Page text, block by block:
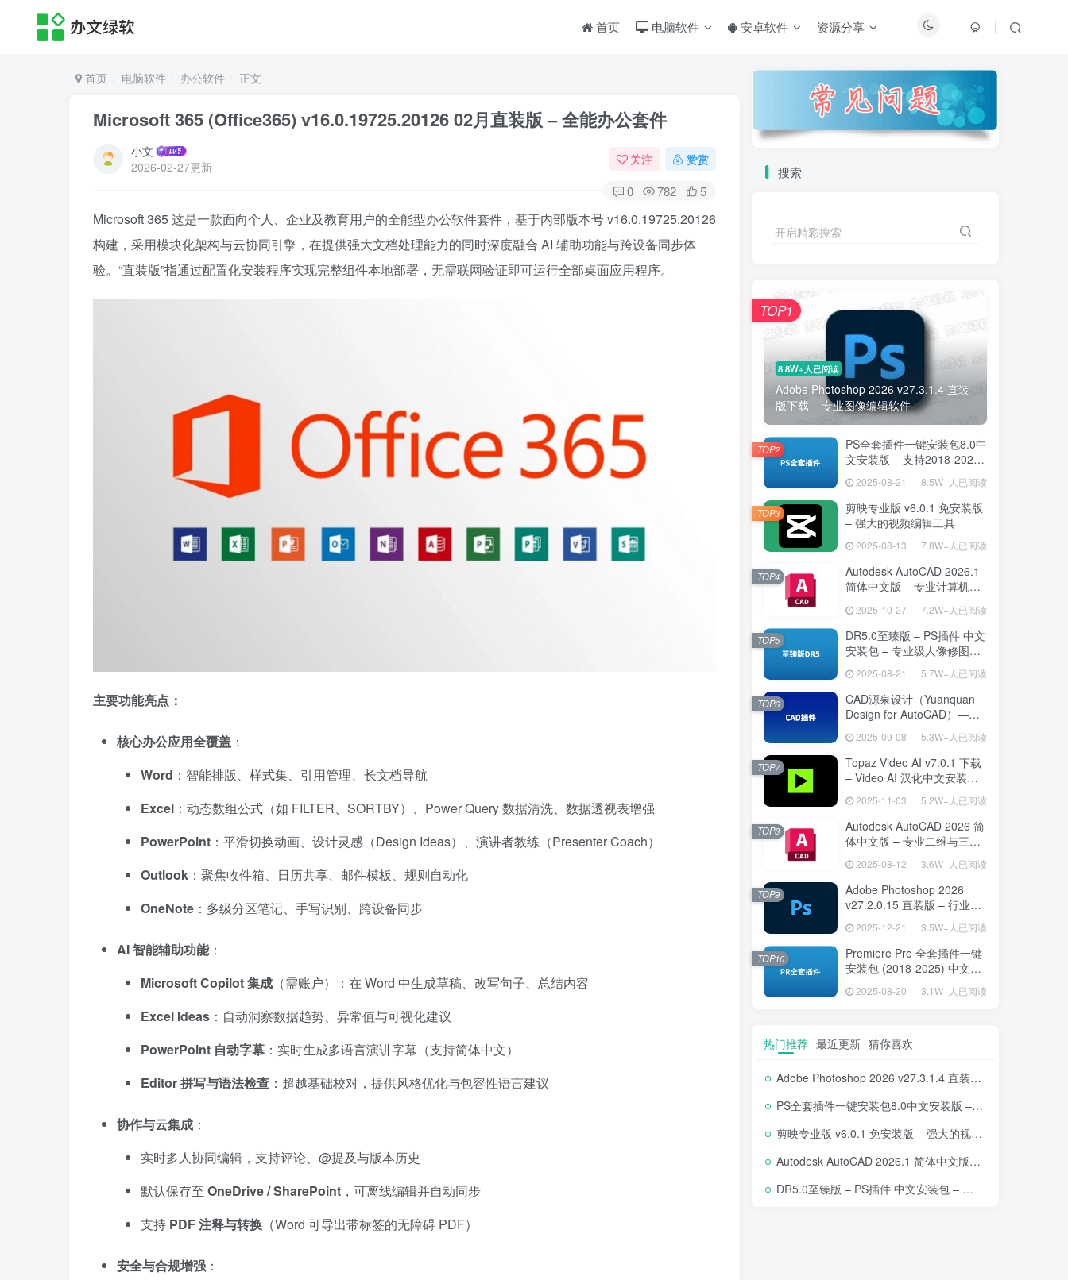
首页 电脑软件 安卓软件 资源分享
首页 电脑软件 办公软件 正文
Microsoft 365 (Office365) v16.0.19725.20126 02月直装版 – 全能办公套件
小文
2026-02-27更新
关注 赞赏
0 782 5
Microsoft 365 这是一款面向个人、企业及教育用户的全能型办公软件套件，基于内部版本号 v16.0.19725.20126
构建，采用模块化架构与云协同引擎，在提供强大文档处理能力的同时深度融合 AI 辅助功能与跨设备同步体
验。“直装版”指通过配置化安装程序实现完整组件本地部署，无需联网验证即可运行全部桌面应用程序。
主要功能亮点：
核心办公应用全覆盖 ：
Word ：智能排版、样式集、引用管理、长文档导航
Excel ：动态数组公式（如 FILTER、SORTBY）、Power Query 数据清洗、数据透视表增强
PowerPoint ：平滑切换动画、设计灵感（Design Ideas）、演讲者教练（Presenter Coach）
Outlook ：聚焦收件箱、日历共享、邮件模板、规则自动化
OneNote ：多级分区笔记、手写识别、跨设备同步
AI 智能辅助功能：
Microsoft Copilot 集成 （需账户）：在 Word 中生成草稿、改写句子、总结内容
Excel Ideas ：自动洞察数据趋势、异常值与可视化建议
PowerPoint 自动字幕 ：实时生成多语言演讲字幕（支持简体中文）
Editor 拼写与语法检查 ：超越基础校对，提供风格优化与包容性语言建议
协作与云集成 ：
实时多人协同编辑，支持评论、@提及与版本历史
默认保存至 OneDrive / SharePoint ，可离线编辑并自动同步
支持 PDF 注释与转换 （Word 可导出带标签的无障碍 PDF）
安全与合规增强 ：
搜索
开启精彩搜索
8.8W+人已阅读
Adobe Photoshop 2026 v27.3.1.4 直装
版下载 – 专业图像编辑软件
TOP1
PS全套插件一键安装包8.0中
文安装版 – 支持2018-2025
– 提升设计效率
2025-08-21 8.5W+人已阅读
TOP2
剪映专业版 v6.0.1 免安装版
– 强大的视频编辑工具
2025-08-13 7.8W+人已阅读
TOP3
Autodesk AutoCAD 2026.1
简体中文版 – 专业计算机辅
2025-10-27 7.2W+人已阅读
TOP4
DR5.0至臻版 – PS插件 中文
安装包 – 专业级人像修图工
2025-08-21 5.7W+人已阅读
TOP5
CAD源泉设计（Yuanquan
Design for AutoCAD）——
高效绘图利器
2025-09-08 5.3W+人已阅读
TOP6
Topaz Video AI v7.0.1 下载
– Video AI 汉化中文安装版
2025-11-03 5.2W+人已阅读
TOP7
Autodesk AutoCAD 2026 简
体中文版 – 专业二维与三维
2025-08-12 3.6W+人已阅读
TOP8
Adobe Photoshop 2026
v27.2.0.15 直装版 – 行业标
2025-12-21 3.5W+人已阅读
TOP9
Premiere Pro 全套插件一键
安装包 (2018-2025) 中文安
率的专业工具
2025-08-20 3.1W+人已阅读
TOP10
热门推荐 最近更新 猜你喜欢
Adobe Photoshop 2026 v27.3.1.4 直装版下载 – 专业图像编辑软件
PS全套插件一键安装包8.0中文安装版 – 支持2018-2025 – 提升设计效率
剪映专业版 v6.0.1 免安装版 – 强大的视频编辑工具
Autodesk AutoCAD 2026.1 简体中文版 – 专业计算机辅助设计软件
DR5.0至臻版 – PS插件 中文安装包 – 专业级人像修图工具